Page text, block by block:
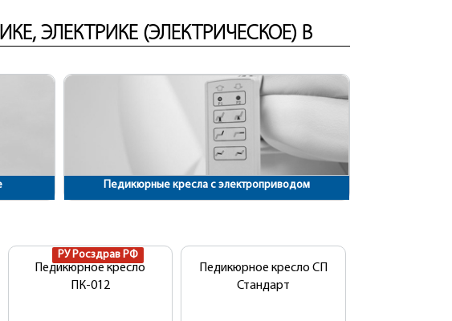
ЭЛЕКТРИКЕ (ЭЛЕКТРИЧЕСКОЕ) В
Педикюрные кресла с электроприводом
РУ Росздрав РФ
Педикюрное кресло
ПК-012
Педикюрное кресло СП
Стандарт